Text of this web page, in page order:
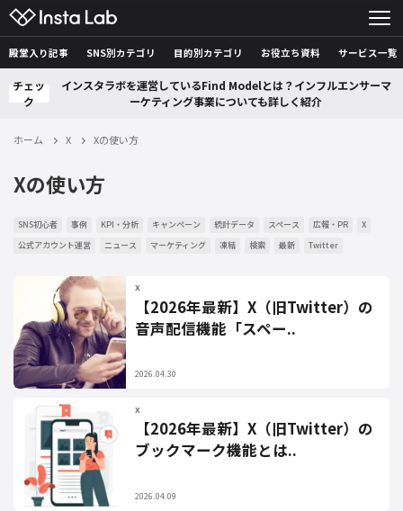
殿堂入り記事 SNS別カテゴリ 目的別カテゴリ お役立ち資料 サービス一覧
チェッ
ク
インスタラボを運営しているFind Modelとは？インフルエンサーマ
ーケティング事業についても詳しく紹介
ホーム X Xの使い方
Xの使い方
SNS初心者 事例 KPI・分析 キャンペーン 統計データ スペース 広報・PR
X
公式アカウント運営
ニュース マーケティング 凍結 検索 最新 Twitter
X
【2026年最新】X（旧Twitter）の
音声配信機能「スペー..
2026.04.30
X
【2026年最新】X（旧Twitter）の
ブックマーク機能とは..
2026.04.09